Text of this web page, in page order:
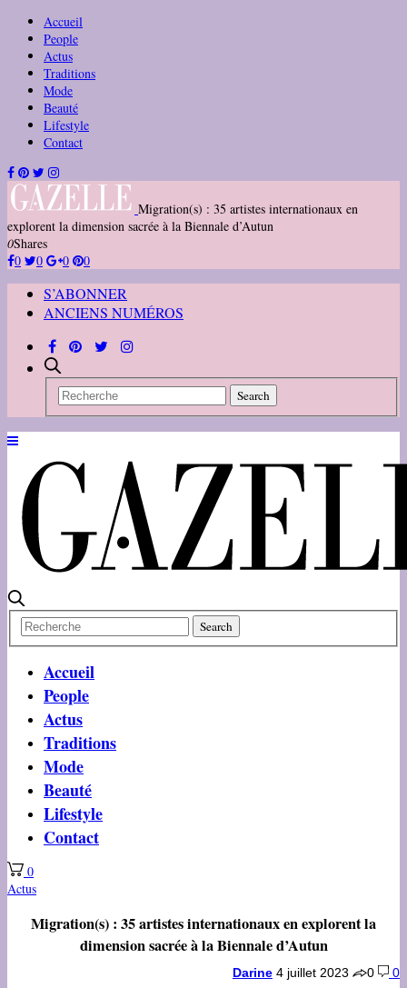
Accueil
People
Actus
Traditions
Mode
Beauté
Lifestyle
Contact
Migration(s) : 35 artistes internationaux en
explorent la dimension sacrée à la Biennale d’Autun
0Shares
0
0 0 0
S’ABONNER
ANCIENS NUMÉROS
Accueil
People
Actus
Traditions
Mode
Beauté
Lifestyle
Contact
0
Actus
Migration(s) : 35 artistes internationaux en explorent la
dimension sacrée à la Biennale d’Autun
Darine 4 juillet 2023 0 0